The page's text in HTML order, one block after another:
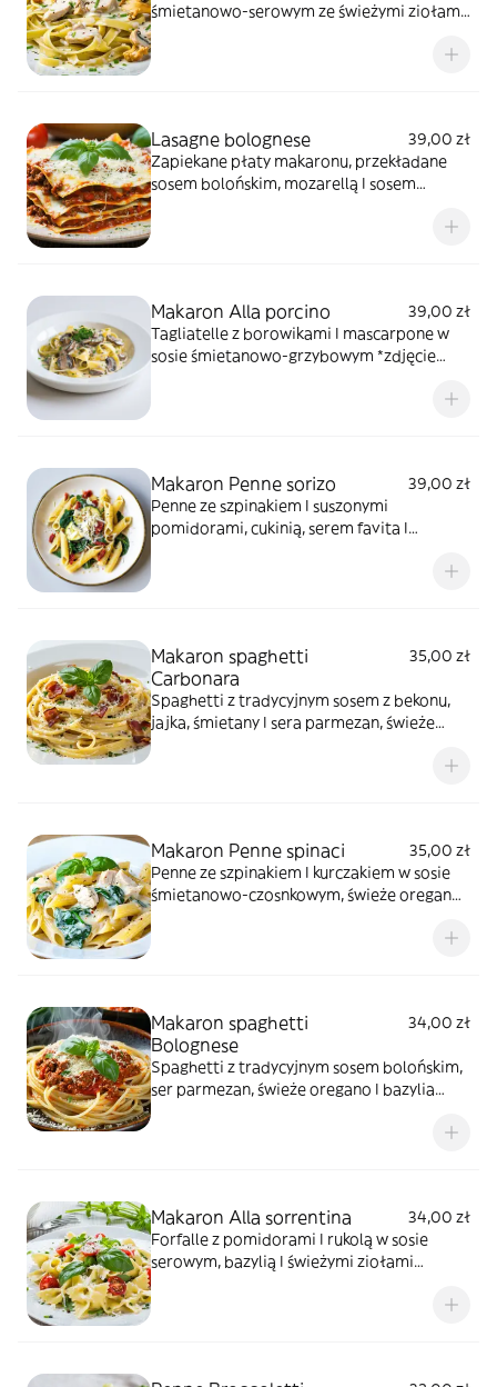
śmietanowo-serowym ze świeżymi ziołami
Lasagne bolognese
39,00 zł
Zapiekane płaty makaronu, przekładane
sosem bolońskim, mozarellą I sosem
Makaron Alla porcino
39,00 zł
Tagliatelle z borowikami I mascarpone w
sosie śmietanowo-grzybowym *zdjęcie
Makaron Penne sorizo
39,00 zł
Penne ze szpinakiem I suszonymi
pomidorami, cukinią, serem favita I
Makaron spaghetti
Carbonara
35,00 zł
Spaghetti z tradycyjnym sosem z bekonu,
jajka, śmietany I sera parmezan, świeże
Makaron Penne spinaci
35,00 zł
Penne ze szpinakiem I kurczakiem w sosie
śmietanowo-czosnkowym, świeże oregano I
Makaron spaghetti
Bolognese
34,00 zł
Spaghetti z tradycyjnym sosem bolońskim,
ser parmezan, świeże oregano I bazylia
Makaron Alla sorrentina
34,00 zł
Forfalle z pomidorami I rukolą w sosie
serowym, bazylią I świeżymi ziołami